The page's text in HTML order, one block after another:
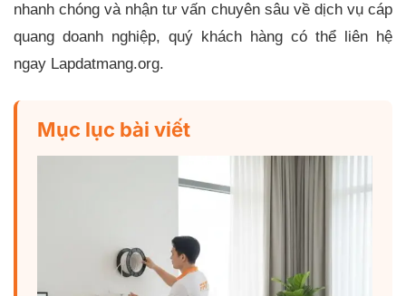
nhanh chóng và nhận tư vấn chuyên sâu về dịch vụ cáp
quang doanh nghiệp, quý khách hàng có thể liên hệ
ngay Lapdatmang.org.
Mục lục bài viết